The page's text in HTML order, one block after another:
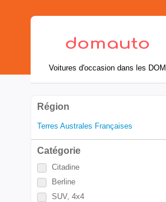
Voitures d'occasion dans les DOM
Région
Terres Australes Françaises
Catégorie
Citadine
Berline
SUV, 4x4